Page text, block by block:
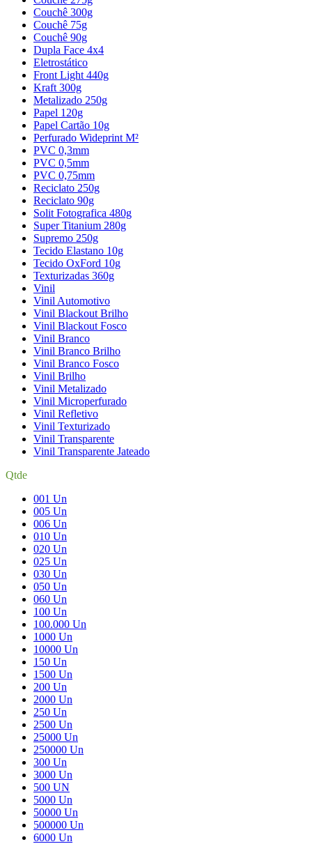
Couchê 300g
Couchê 75g
Couchê 90g
Dupla Face 4x4
Eletrostático
Front Light 440g
Kraft 300g
Metalizado 250g
Papel 120g
Papel Cartão 10g
Perfurado Wideprint M²
PVC 0,3mm
PVC 0,5mm
PVC 0,75mm
Reciclato 250g
Reciclato 90g
Solit Fotografica 480g
Super Titanium 280g
Supremo 250g
Tecido Elastano 10g
Tecido OxFord 10g
Texturizadas 360g
Vinil
Vinil Automotivo
Vinil Blackout Brilho
Vinil Blackout Fosco
Vinil Branco
Vinil Branco Brilho
Vinil Branco Fosco
Vinil Brilho
Vinil Metalizado
Vinil Microperfurado
Vinil Refletivo
Vinil Texturizado
Vinil Transparente
Vinil Transparente Jateado
Qtde
001 Un
005 Un
006 Un
010 Un
020 Un
025 Un
030 Un
050 Un
060 Un
100 Un
100.000 Un
1000 Un
10000 Un
150 Un
1500 Un
200 Un
2000 Un
250 Un
2500 Un
25000 Un
250000 Un
300 Un
3000 Un
500 UN
5000 Un
50000 Un
500000 Un
6000 Un